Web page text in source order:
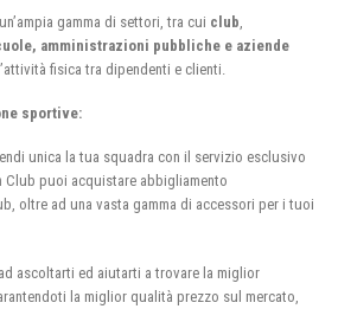
gamma di settori, tra cui club
amministrazioni pubbliche e aziende
fisica tra dipendenti e clienti.
sportive:
unica la tua squadra con il servizio esclusivo
Club puoi acquistare abbigliamento
oltre ad una vasta gamma di accessori per i tuoi
ascoltarti ed aiutarti a trovare la miglior
la miglior qualità prezzo sul mercato,